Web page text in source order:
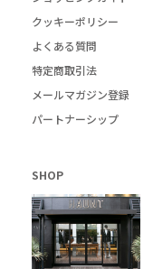
クッキーポリシー
よくある質問
特定商取引法
メールマガジン登録
パートナーシップ
SHOP